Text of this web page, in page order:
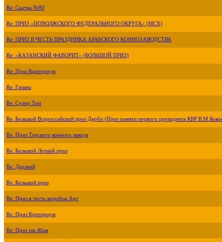
Re: Скачка №80
Re: ПРИЗ «ПОВОЛЖСКОГО ФЕДЕРАЛЬНОГО ОКРУГА» (МСХ)
Re: ПРИЗ В ЧЕСТЬ ПРАЗДНИКА АРАБСКОГО КОННОЗАВОДСТВА
Re: «КАЗАНСКИЙ ФАВОРИТ» (БОЛЬШОЙ ПРИЗ)
Re: Приз Критериум
Re: Гизана
Re: Супер Тип
Re: Большой Всероссийский приз Дерби (Приз памяти первого президента КБР
Re: Приз Терского конного завода
Re: Большой Летний приз
Re: Дерзкий
Re: Большой приз
Re: Приз в честь жеребца Арт
Re: Приз Критериум
Re: Приз им.Абая